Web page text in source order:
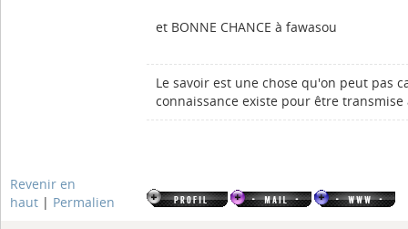
et BONNE CHANCE à fawasou
Le savoir est une chose qu'on peut pas
connaissance existe pour être transmise
Revenir en
haut | Permalien